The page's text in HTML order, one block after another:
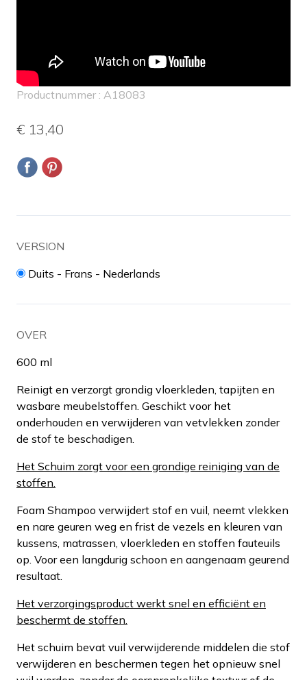
Productnummer : A18083
€ 13,40
VERSION
Duits - Frans - Nederlands
OVER
600 ml
Reinigt en verzorgt grondig vloerkleden, tapijten en
wasbare meubelstoffen. Geschikt voor het
onderhouden en verwijderen van vetvlekken zonder
de stof te beschadigen.
Het Schuim zorgt voor een grondige reiniging van de
stoffen.
Foam Shampoo verwijdert stof en vuil, neemt vlekken
en nare geuren weg en frist de vezels en kleuren van
kussens, matrassen, vloerkleden en stoffen fauteuils
op. Voor een langdurig schoon en aangenaam geurend
resultaat.
Het verzorgingsproduct werkt snel en efficiënt en
beschermt de stoffen.
Het schuim bevat vuil verwijderende middelen die stof
verwijderen en beschermen tegen het opnieuw snel